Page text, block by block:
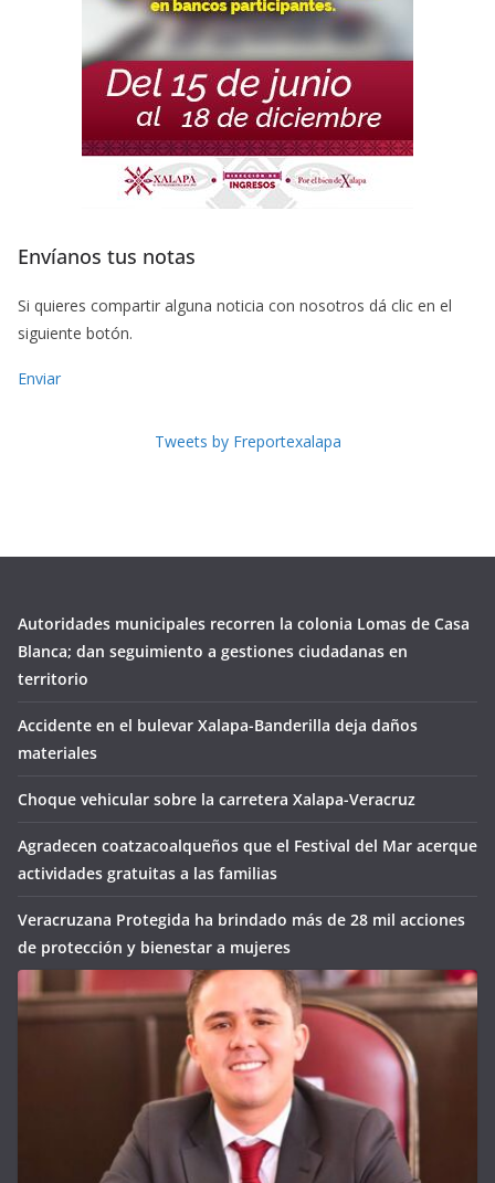
Envíanos tus notas
Si quieres compartir alguna noticia con nosotros dá clic en el
siguiente botón.
Enviar
Tweets by Freportexalapa
Autoridades municipales recorren la colonia Lomas de Casa
Blanca; dan seguimiento a gestiones ciudadanas en
territorio
Accidente en el bulevar Xalapa-Banderilla deja daños
materiales
Choque vehicular sobre la carretera Xalapa-Veracruz
Agradecen coatzacoalqueños que el Festival del Mar acerque
actividades gratuitas a las familias
Veracruzana Protegida ha brindado más de 28 mil acciones
de protección y bienestar a mujeres